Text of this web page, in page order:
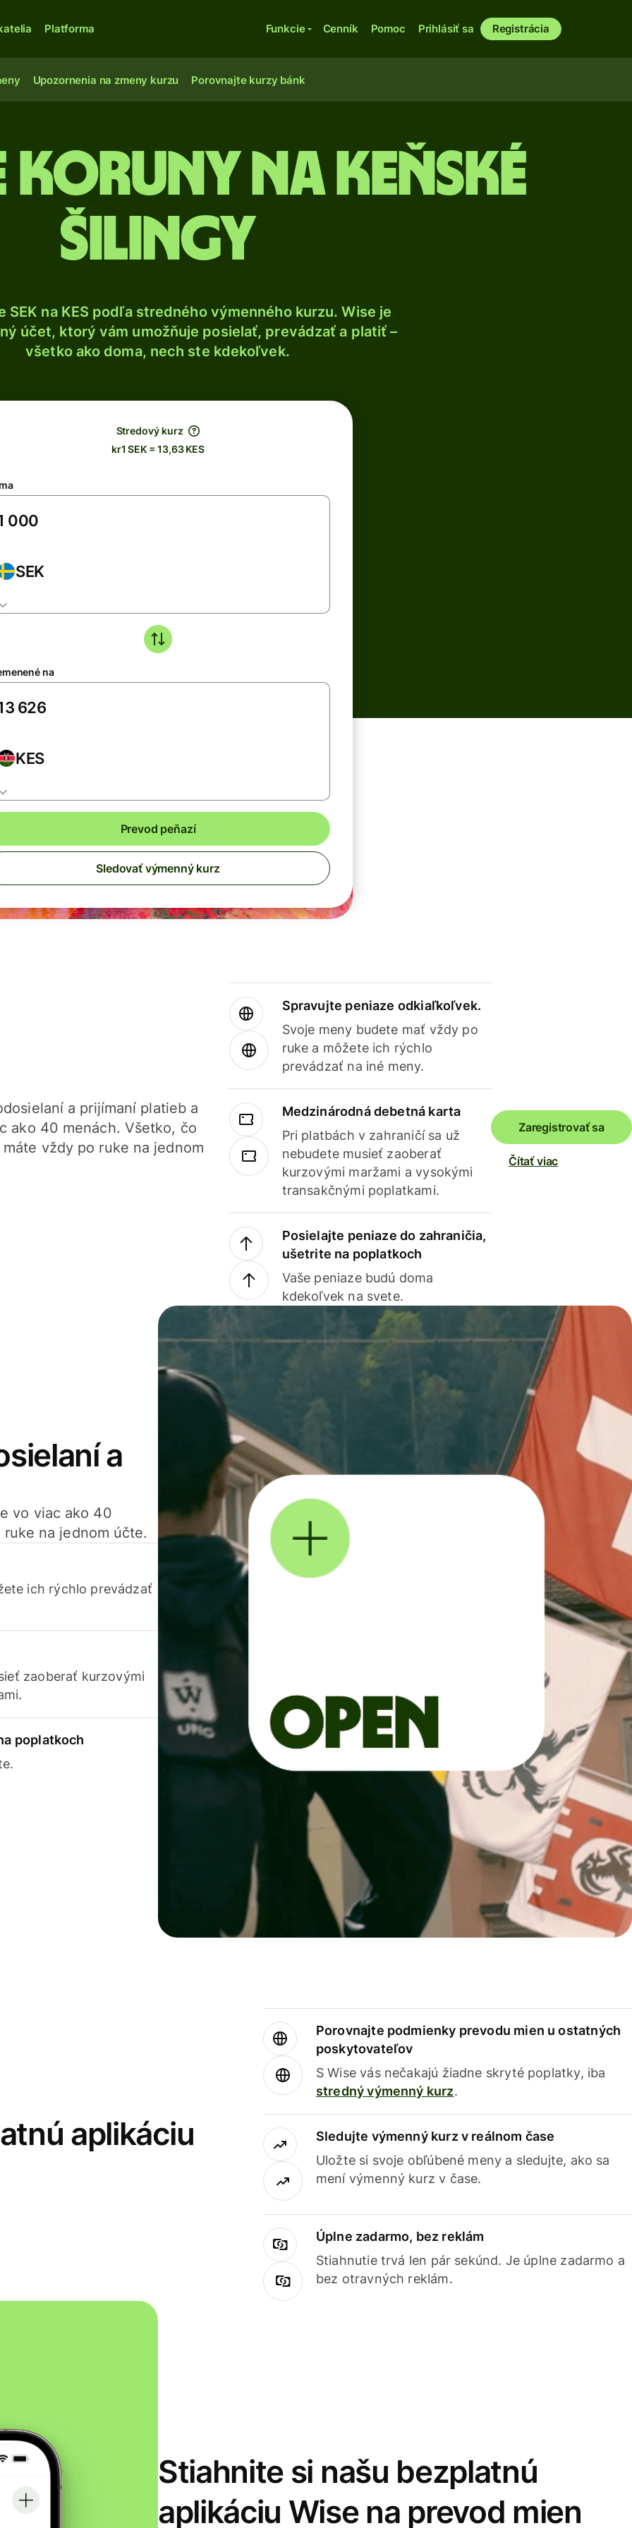
Platforma Funkcie Cenník Pomoc Prihlásiť sa Registrácia
Upozornenia na zmeny kurzu Porovnajte kurzy bánk
koruny na keňské
šilingy
SEK na KES podľa stredného výmenného kurzu. Wise je
účet, ktorý vám umožňuje posielať, prevádzať a platiť –
všetko ako doma, nech ste kdekoľvek.
Stredový kurz
kr1 SEK = 13,63 KES
SEK
na
KES
Prevod peňazí
Sledovať výmenný kurz
a prijímaní platieb a
ako 40 menách. Všetko, čo
vždy po ruke na jednom
Spravujte peniaze odkiaľkoľvek.
Svoje meny budete mať vždy po
ruke a môžete ich rýchlo
prevádzať na iné meny.
Medzinárodná debetná karta
Pri platbách v zahraničí sa už
nebudete musieť zaoberať
kurzovými maržami a vysokými
transakčnými poplatkami.
Posielajte peniaze do zahraničia,
ušetrite na poplatkoch
Vaše peniaze budú doma
kdekoľvek na svete.
Zaregistrovať sa
Čítať viac
a
vo viac ako 40
na jednom účte.
ich rýchlo prevádzať
zaoberať kurzovými
poplatkoch
aplikáciu
Porovnajte podmienky prevodu mien u ostatných
poskytovateľov
S Wise vás nečakajú žiadne skryté poplatky, iba
stredný výmenný kurz.
Sledujte výmenný kurz v reálnom čase
Uložte si svoje obľúbené meny a sledujte, ako sa
mení výmenný kurz v čase.
Úplne zadarmo, bez reklám
Stiahnutie trvá len pár sekúnd. Je úplne zadarmo a
bez otravných reklám.
Stiahnite si našu bezplatnú
aplikáciu Wise na prevod mien